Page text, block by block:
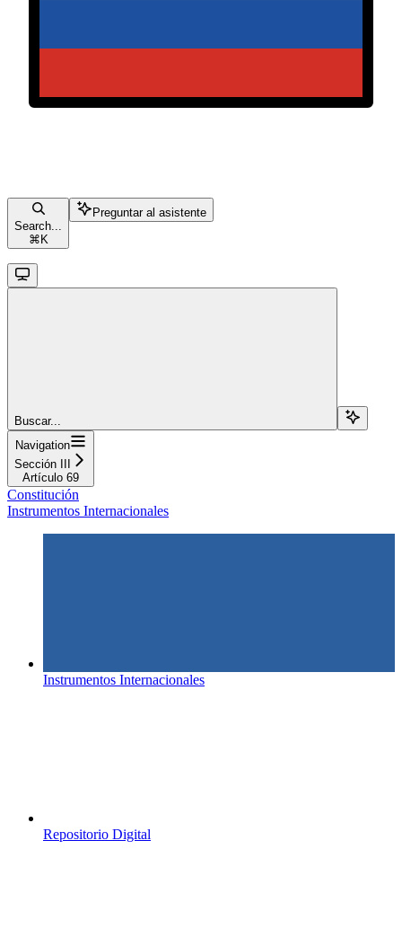
Search...
⌘ K
Preguntar al asistente
Buscar...
Navigation
Sección III
Artículo 69
Constitución
Instrumentos Internacionales
Instrumentos Internacionales
Repositorio Digital